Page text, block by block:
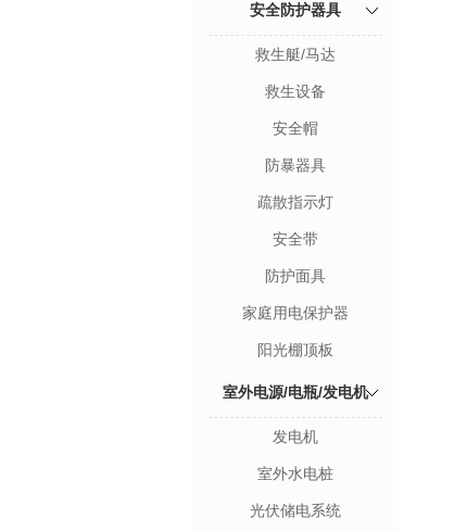
安全防护器具
救生艇/马达
救生设备
安全帽
防暴器具
疏散指示灯
安全带
防护面具
家庭用电保护器
阳光棚顶板
室外电源/电瓶/发电机
发电机
室外水电桩
光伏储电系统